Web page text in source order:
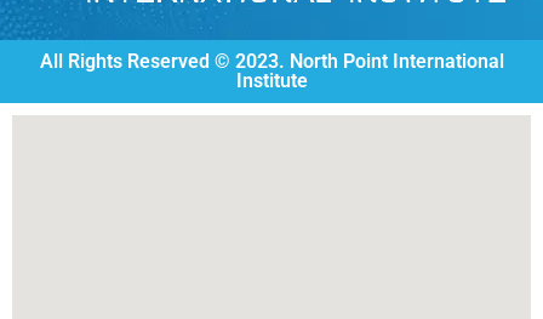
All Rights Reserved © 2023. North Point International
Institute